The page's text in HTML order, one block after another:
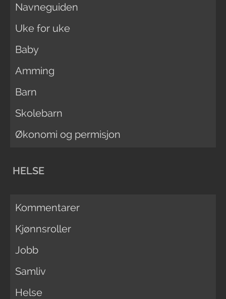
Navneguiden
Uke for uke
Baby
Amming
Barn
Skolebarn
Økonomi og permisjon
HELSE
Kommentarer
Kjønnsroller
Jobb
Samliv
Helse